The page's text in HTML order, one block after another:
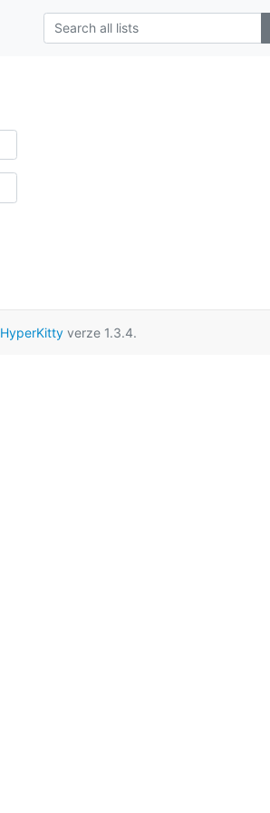
HyperKitty verze 1.3.4.